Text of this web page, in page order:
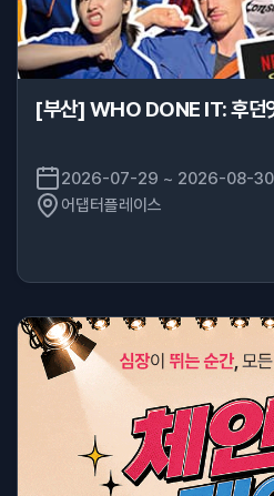
[부산] WHO DONE IT: 후던
2026-07-29 ~ 2026-08-30
어댑터플레이스